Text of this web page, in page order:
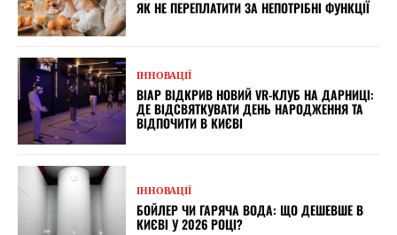
ЯК НЕ ПЕРЕПЛАТИТИ ЗА НЕПОТРІБНІ ФУНКЦІЇ
ІННОВАЦІЇ
ВІАР ВІДКРИВ НОВИЙ VR-КЛУБ НА ДАРНИЦІ:
ДЕ ВІДСВЯТКУВАТИ ДЕНЬ НАРОДЖЕННЯ ТА
ВІДПОЧИТИ В КИЄВІ
ІННОВАЦІЇ
БОЙЛЕР ЧИ ГАРЯЧА ВОДА: ЩО ДЕШЕВШЕ В
КИЄВІ У 2026 РОЦІ?